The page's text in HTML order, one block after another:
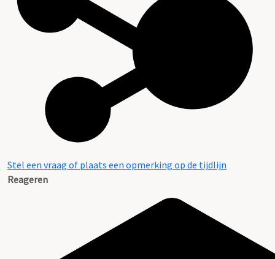
Stel een vraag of plaats een opmerking op de tijdlijn
Reageren